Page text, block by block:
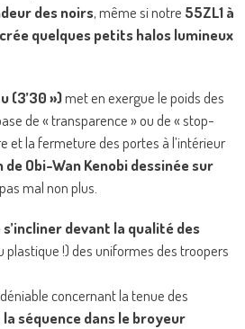
des noirs, même si notre 55ZL1 à
quelques petits halos lumineux
(3’30 »)met en exergue le poids des
de « transparence » ou de « stop-
et la fermeture des portes à l’intérieur
de Obi-Wan Kenobi dessinée sur
mal non plus.
devant la qualité des
plastique !) des uniformes des troopers
concernant la tenue des
la séquence dans le broyeur